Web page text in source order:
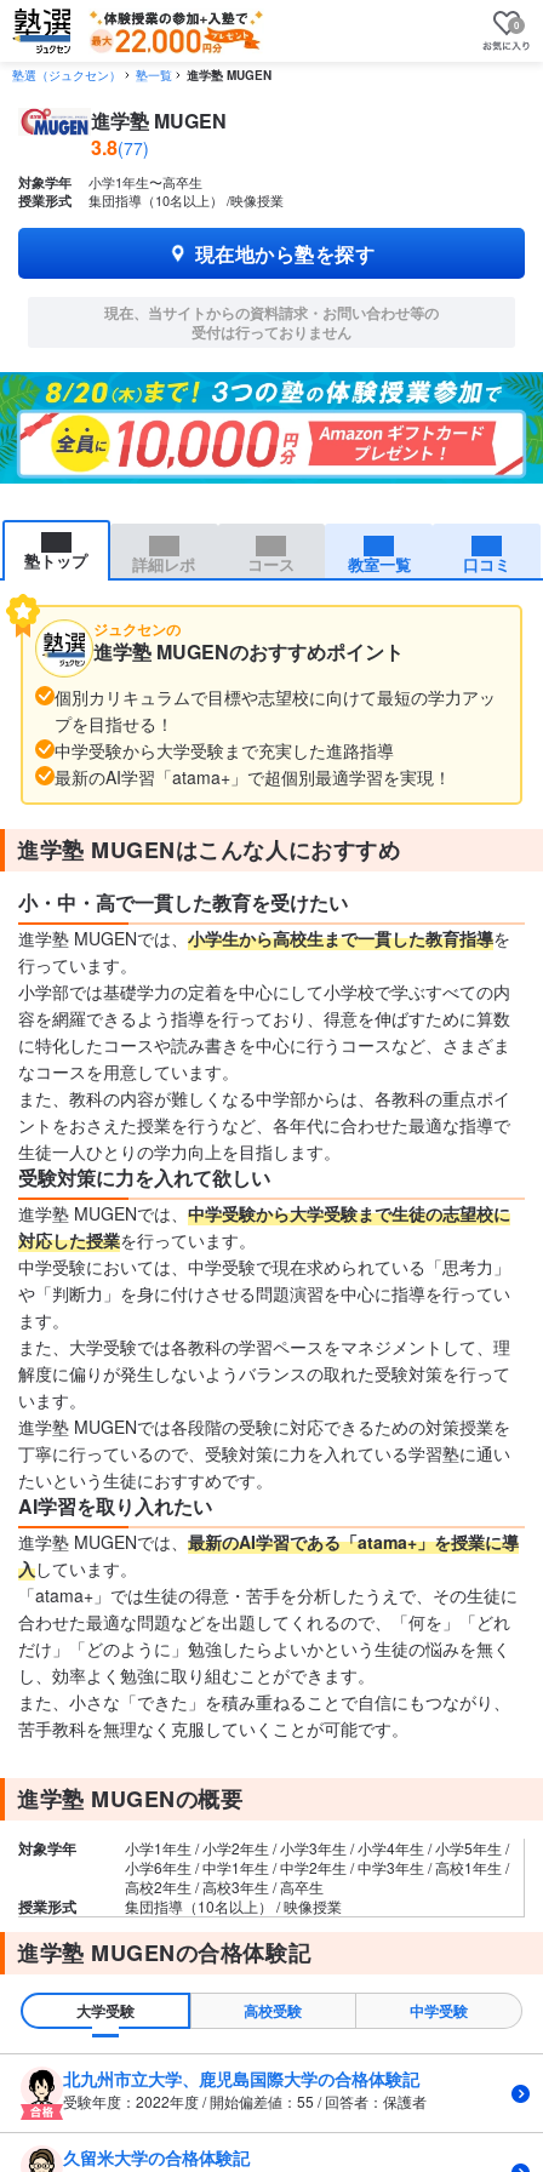
0
塾選（ジュクセン） 塾一覧 進学塾 MUGEN
進学塾 MUGEN
3.8(77)
対象学年 小学1年生〜高卒生
授業形式 集団指導（10名以上） 映像授業
現在地から塾を探す
現在、当サイトからの資料請求・お問い合わせ等の
受付は行っておりません
塾トップ 詳細レポ コース 教室一覧 口コミ
ジュクセンの
進学塾 MUGENのおすすめポイント
個別カリキュラムで目標や志望校に向けて最短の学力アッ
プを目指せる！
中学受験から大学受験まで充実した進路指導
最新のAI学習「atama+」で超個別最適学習を実現！
進学塾 MUGENはこんな人におすすめ
小・中・高で一貫した教育を受けたい
進学塾 MUGENでは、 小学生から高校生まで一貫した教育指導を
行っています。
小学部では基礎学力の定着を中心にして小学校で学ぶすべての内
容を網羅できるよう指導を行っており、得意を伸ばすために算数
に特化したコースや読み書きを中心に行うコースなど、さまざま
なコースを用意しています。
また、教科の内容が難しくなる中学部からは、各教科の重点ポイ
ントをおさえた授業を行うなど、各年代に合わせた最適な指導で
生徒一人ひとりの学力向上を目指します。
受験対策に力を入れて欲しい
進学塾 MUGENでは、 中学受験から大学受験まで生徒の志望校に
対応した授業を行っています。
中学受験においては、中学受験で現在求められている「思考力」
や「判断力」を身に付けさせる問題演習を中心に指導を行ってい
ます。
また、大学受験では各教科の学習ペースをマネジメントして、理
解度に偏りが発生しないようバランスの取れた受験対策を行って
います。
進学塾 MUGENでは各段階の受験に対応できるための対策授業を
丁寧に行っているので、受験対策に力を入れている学習塾に通い
たいという生徒におすすめです。
AI学習を取り入れたい
進学塾 MUGENでは、 最新のAI学習である「atama+」を授業に導
入しています。
「atama+」では生徒の得意・苦手を分析したうえで、その生徒に
合わせた最適な問題などを出題してくれるので、「何を」「どれ
だけ」「どのように」勉強したらよいかという生徒の悩みを無く
し、効率よく勉強に取り組むことができます。
また、小さな「できた」を積み重ねることで自信にもつながり、
苦手教科を無理なく克服していくことが可能です。
進学塾 MUGENの概要
対象学年
小学1年生 / 小学2年生 / 小学3年生 / 小学4年生 / 小学5年生 /
小学6年生 / 中学1年生 / 中学2年生 / 中学3年生 / 高校1年生 /
高校2年生 / 高校3年生 / 高卒生
授業形式 集団指導（10名以上） / 映像授業
進学塾 MUGENの合格体験記
大学受験 高校受験 中学受験
北九州市立大学、鹿児島国際大学の合格体験記
受験年度：2022年度 / 開始偏差値：55 / 回答者：保護者
久留米大学の合格体験記